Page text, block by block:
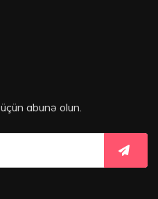
abunə olun.